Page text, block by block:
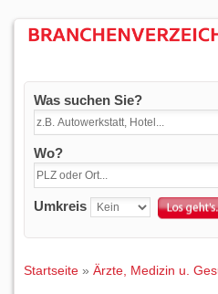
Was suchen Sie?
Wo?
Umkreis
Startseite » Ärzte, Medizin u.